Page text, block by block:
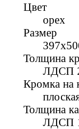
Цвет
орех
Размер
Толщина
ЛДСП
Кромка на
Толщина
ЛДСП